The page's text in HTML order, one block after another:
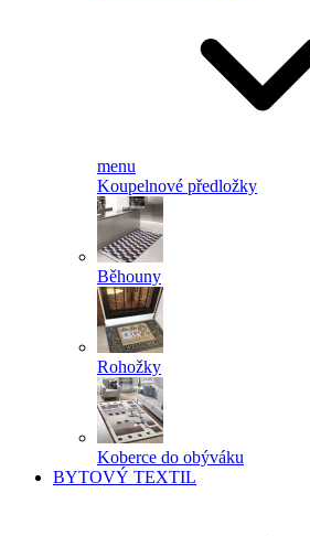
menu
Koupelnové předložky
Běhouny
Rohožky
Koberce do obýváku
BYTOVÝ TEXTIL